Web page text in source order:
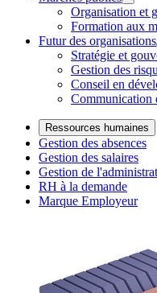
Organisation et
Formation aux
Futur des organisations
Stratégie et
Gestion des
Conseil en
Communication
Ressources humaines
Gestion des absences
Gestion des salaires
Gestion de
RH à la demande
Marque Employeur